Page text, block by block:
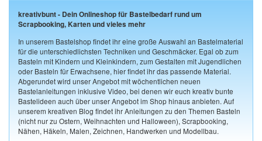
kreativbunt - Dein Onlineshop für Bastelbedarf rund um
Scrapbooking, Karten und vieles mehr
In unserem Bastelshop findet ihr eine große Auswahl an Bastelmaterial
für die unterschiedlichsten Techniken und Geschmäcker. Egal ob zum
Basteln mit Kindern und Kleinkindern, zum Gestalten mit Jugendlichen
oder Basteln für Erwachsene, hier findet ihr das passende Material.
Abgerundet wird unser Angebot mit wöchentlichen neuen
Bastelanleitungen inklusive Video, bei denen wir euch kreativ bunte
Bastelideen auch über unser Angebot im Shop hinaus anbieten. Auf
unserem kreativen Blog findet ihr Anleitungen zu den Themen Basteln
(nicht nur zu Ostern, Weihnachten und Halloween), Scrapbooking,
Nähen, Häkeln, Malen, Zeichnen, Handwerken und Modellbau.